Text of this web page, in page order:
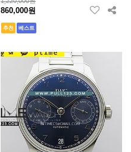
860,000원
추천 베스트